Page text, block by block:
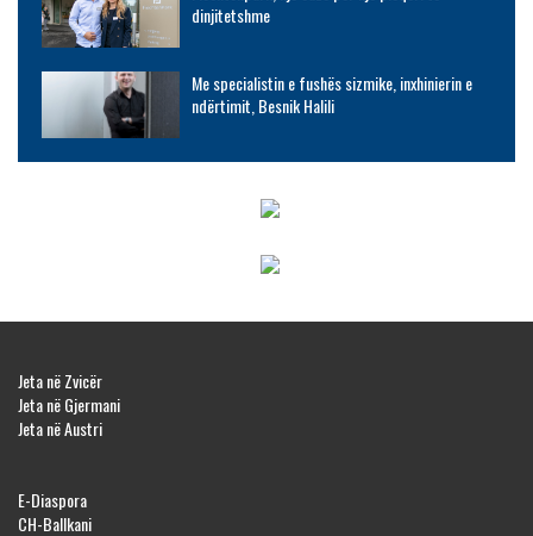
dinjitetshme
Me specialistin e fushës sizmike, inxhinierin e
ndërtimit, Besnik Halili
Jeta në Zvicër
Jeta në Gjermani
Jeta në Austri
E-Diaspora
CH-Ballkani